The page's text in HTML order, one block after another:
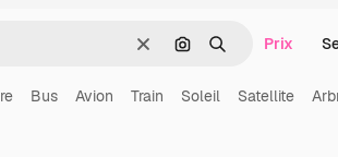
EffacerRechercher par
Rechercher
Prix
Bus Avion Train Soleil Satellite